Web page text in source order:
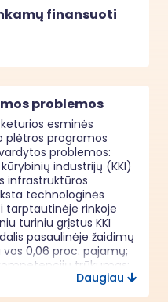
finansuoti
problemos
esminės
plėtros programos
problemos:
industrijų (KKI)
infrastruktūros
technologinės
tarptautinėje rinkoje
turiniu grįstus KKI
pasaulinėje žaidimų
0,06 proc. pajamų;
trūkumas:
jiems stinga
o įmonės neturi
Daugiau